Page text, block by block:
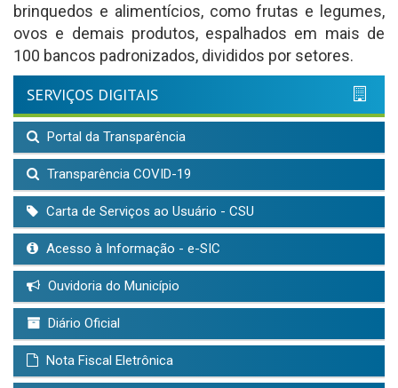
brinquedos e alimentícios, como frutas e legumes,
ovos e demais produtos, espalhados em mais de
100 bancos padronizados, divididos por setores.
SERVIÇOS DIGITAIS
Portal da Transparência
Transparência COVID-19
Carta de Serviços ao Usuário - CSU
Acesso à Informação - e-SIC
Ouvidoria do Município
Diário Oficial
Nota Fiscal Eletrônica